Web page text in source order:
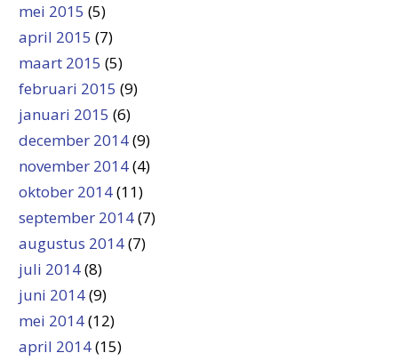
mei 2015 (5)
april 2015 (7)
maart 2015 (5)
februari 2015 (9)
januari 2015 (6)
december 2014(9)
november 2014(4)
oktober 2014(11)
september 2014(7)
augustus 2014(7)
juli 2014(8)
juni 2014(9)
mei 2014(12)
april 2014(15)